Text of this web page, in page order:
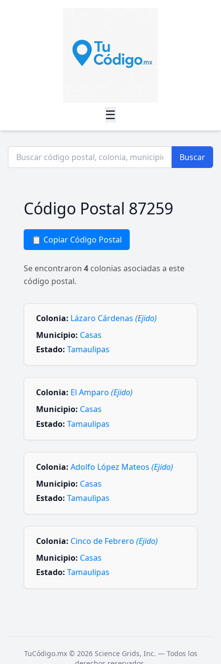
☰
Buscar
Código Postal 87259
📋 Copiar Código Postal
Se encontraron 4 colonias asociadas a este
código postal.
Colonia: Lázaro Cárdenas (Ejido)
Municipio: Casas
Estado: Tamaulipas
Colonia: El Amparo (Ejido)
Municipio: Casas
Estado: Tamaulipas
Colonia: Adolfo López Mateos (Ejido)
Municipio: Casas
Estado: Tamaulipas
Colonia: Cinco de Febrero (Ejido)
Municipio: Casas
Estado: Tamaulipas
TuCódigo.mx © 2026 Science Grids, Inc. — Todos los